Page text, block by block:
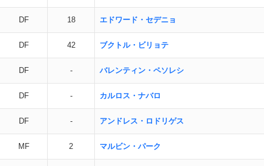
DF 18 エドワード・セデニョ
DF 42 ブクトル・ビリョテ
DF - バレンティン・ペソレシ
DF - カルロス・ナバロ
DF - アンドレス・ロドリゲス
MF 2 マルビン・パーク